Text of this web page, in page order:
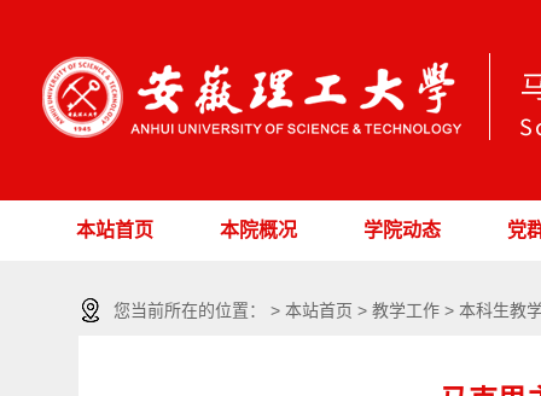
本站首页 本院概况 学院动态 党
您当前所在的位置： > 本站首页 > 教学工作 > 本科生教